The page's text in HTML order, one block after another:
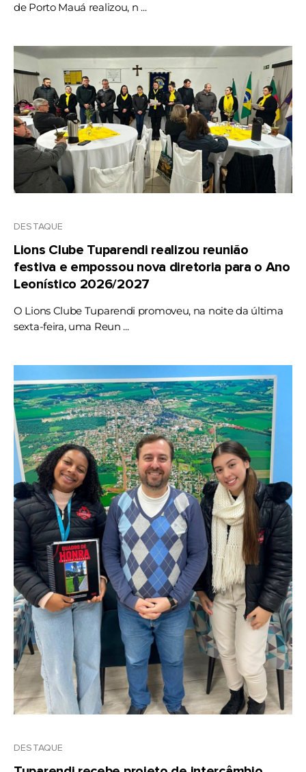
de Porto Mauá realizou, n ...
DESTAQUE
Lions Clube Tuparendi realizou reunião
festiva e empossou nova diretoria para o Ano
Leonístico 2026/2027
O Lions Clube Tuparendi promoveu, na noite da última
sexta-feira, uma Reun ...
DESTAQUE